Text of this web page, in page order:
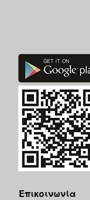
Επικοινωνία